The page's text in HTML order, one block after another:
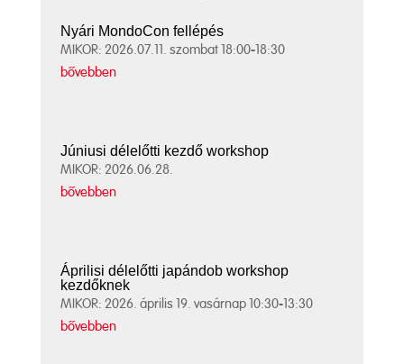
Nyári MondoCon fellépés
MIKOR: 2026.07.11. szombat 18:00-18:30
bővebben
Júniusi délelőtti kezdő workshop
MIKOR: 2026.06.28.
bővebben
Áprilisi délelőtti japándob workshop
kezdőknek
MIKOR: 2026. április 19. vasárnap 10:30-13:30
bővebben